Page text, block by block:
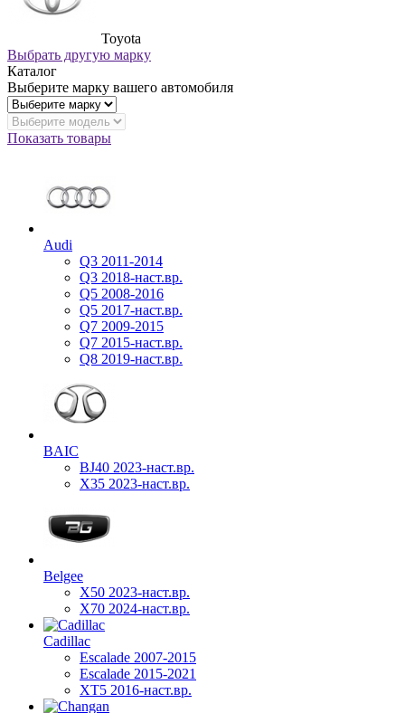
Toyota
Выбрать другую марку
Каталог
Выберите марку вашего автомобиля
Показать товары
Audi
Q3 2011-2014
Q3 2018-наст.вр.
Q5 2008-2016
Q5 2017-наст.вр.
Q7 2009-2015
Q7 2015-наст.вр.
Q8 2019-наст.вр.
BAIC
BJ40 2023-наст.вр.
X35 2023-наст.вр.
Belgee
X50 2023-наст.вр.
X70 2024-наст.вр.
Cadillac
Escalade 2007-2015
Escalade 2015-2021
XT5 2016-наст.вр.